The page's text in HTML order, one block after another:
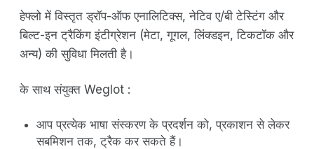
हेफ्लो में विस्तृत ड्रॉप-ऑफ एनालिटिक्स, नेटिव ए/बी टेस्टिंग और
बिल्ट-इन ट्रैकिंग इंटीग्रेशन (मेटा, गूगल, लिंक्डइन, टिकटॉक और
अन्य) की सुविधा मिलती है।
के साथ संयुक्त Weglot :
आप प्रत्येक भाषा संस्करण के प्रदर्शन को, प्रकाशन से लेकर
सबमिशन तक, ट्रैक कर सकते हैं।